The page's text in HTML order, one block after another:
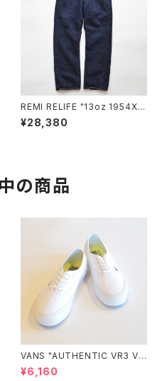
REMI RELIFE "13oz 1954XX
DENIM PT(ONEWASH)"
¥28,380
の商品
VANS "AUTHENTIC VR3 VN
0005UDTBD"
¥6,160